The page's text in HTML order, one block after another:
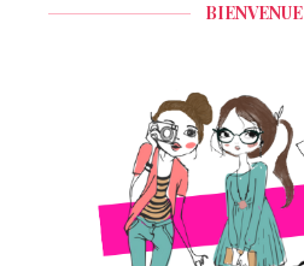
BIENVENUE